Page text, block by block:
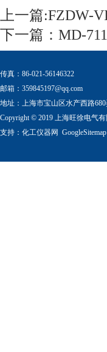
上一篇:FZDW-
下一篇： MD-
传真：86-021-56146322
邮箱： 359845197@qq.com
地址：上海市宝山区水产西路680
Copyright © 2019 上海旺徐电气
支持： 化工仪器网 GoogleSitemap